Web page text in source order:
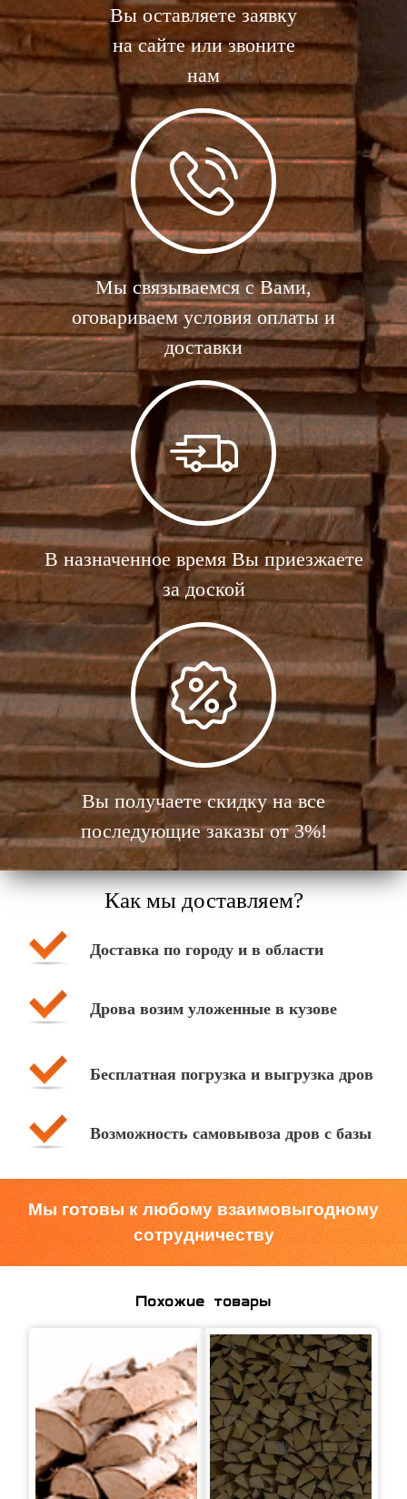
Вы оставляете заявку
на сайте или звоните
нам
Мы связываемся с Вами,
оговариваем условия оплаты и
доставки
В назначенное время Вы приезжаете
за доской
Вы получаете скидку на все
последующие заказы от 3%!
Как мы доставляем?
Доставка по городу и в области
Дрова возим уложенные в кузове
Бесплатная погрузка и выгрузка дров
Возможность самовывоза дров с базы
Мы готовы к любому взаимовыгодному
сотрудничеству
Похожие товары